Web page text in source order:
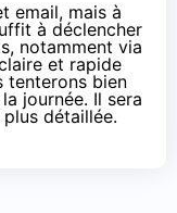
email, mais à
à déclencher
notamment via
et rapide
tenterons bien
journée. Il sera
détaillée.